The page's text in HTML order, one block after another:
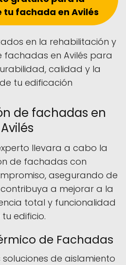
tu fachada en Avilés
en la rehabilitación y
fachadas en Avilés para
calidad y la
tu edificación
de fachadas en
Avilés
llevara a cabo la
de fachadas con
asegurando de
a mejorar a la
total y funcionalidad
edificio.
de Fachadas
de aislamiento